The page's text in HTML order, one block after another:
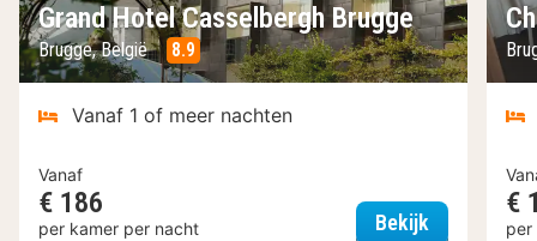
Grand Hotel Casselbergh Brugge
Brugge, België 8.9
Vanaf 1 of meer nachten
Vanaf
€ 186
per kamer per nacht Bekijk Grand
€
per